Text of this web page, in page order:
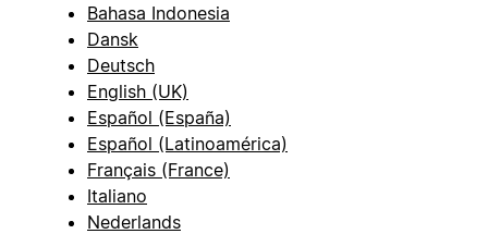
Bahasa Indonesia
Dansk
Deutsch
English (UK)
Español (España)
Español (Latinoamérica)
Français (France)
Italiano
Nederlands